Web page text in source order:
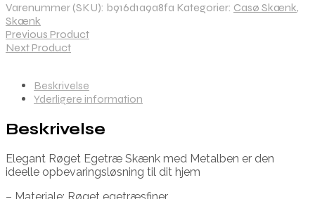
Varenummer (SKU): b916d1a9a8fa Kategorier: Casø Skænk,
Skænk
Previous Product
Next Product
Beskrivelse
Yderligere information
Beskrivelse
Elegant Røget Egetræ Skænk med Metalben er den
ideelle opbevaringsløsning til dit hjem